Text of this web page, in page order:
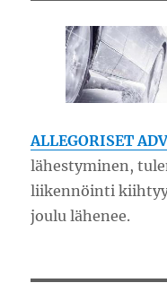
ALLEGORISET
lähestyminen,
liikennöinti
joulu lähenee.